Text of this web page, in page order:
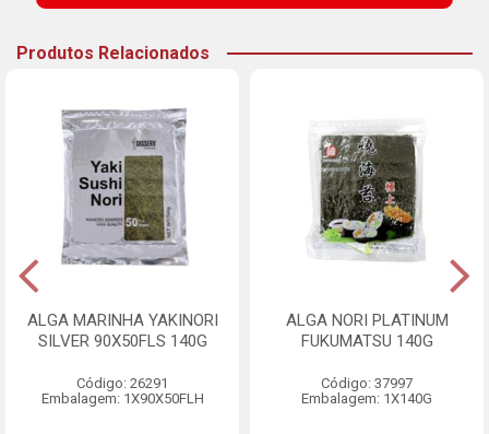
Produtos Relacionados
ALGA MARINHA YAKINORI
SILVER 90X50FLS 140G
Código: 26291
Embalagem: 1X90X50FLH
ALGA NORI PLATINUM
FUKUMATSU 140G
Código: 37997
Embalagem: 1X140G